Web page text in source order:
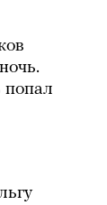
попал